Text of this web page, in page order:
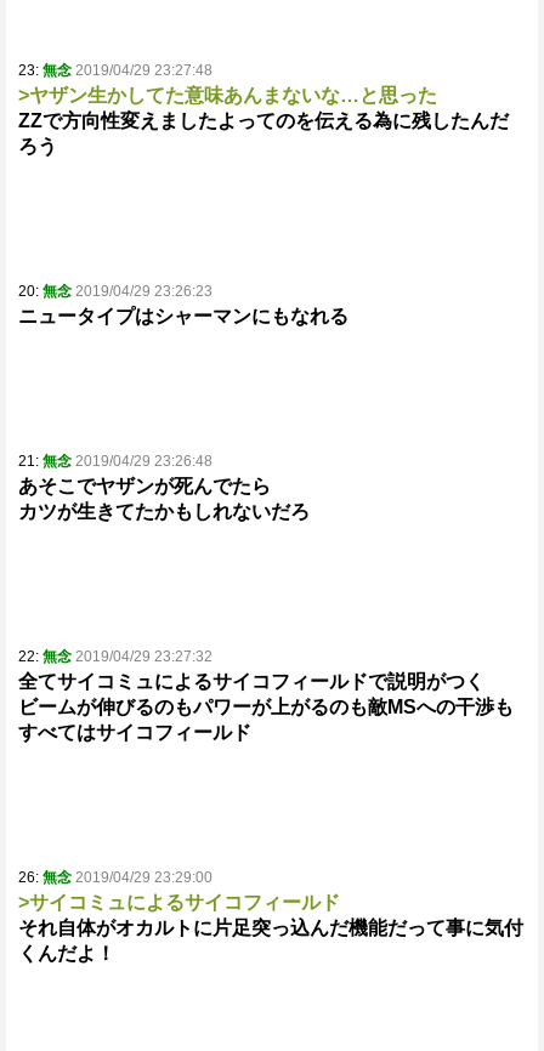
23: 無念 2019/04/29 23:27:48
>ヤザン生かしてた意味あんまないな…と思った
ZZで方向性変えましたよってのを伝える為に残したんだ
ろう
20: 無念 2019/04/29 23:26:23
ニュータイプはシャーマンにもなれる
21: 無念 2019/04/29 23:26:48
あそこでヤザンが死んでたら
カツが生きてたかもしれないだろ
22: 無念 2019/04/29 23:27:32
全てサイコミュによるサイコフィールドで説明がつく
ビームが伸びるのもパワーが上がるのも敵MSへの干渉も
すべてはサイコフィールド
26: 無念 2019/04/29 23:29:00
>サイコミュによるサイコフィールド
それ自体がオカルトに片足突っ込んだ機能だって事に気付
くんだよ！